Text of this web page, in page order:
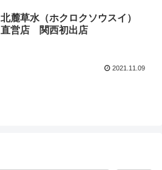
北麓草水（ホクロクソウスイ）
直営店 関西初出店
2021.11.09